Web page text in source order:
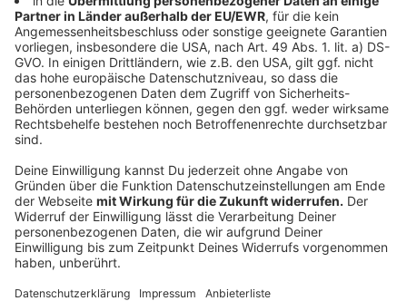
Krankenhaus musste.
Anzeige
Restaurant brannte bereits 2017
Anzeige
Schon im Januar 2017 hatte es einen Brand in dem
Restaurant in der Saarstraße gegeben. Damals wurde
glücklicherweise niemand verletzt.